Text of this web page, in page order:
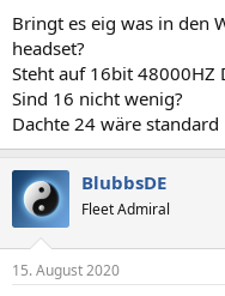
Bringt es eig was in den
headset?
Steht auf 16bit 48000HZ
Sind 16 nicht wenig?
Dachte 24 wäre standard
BlubbsDE
Fleet Admiral
15. August 2020